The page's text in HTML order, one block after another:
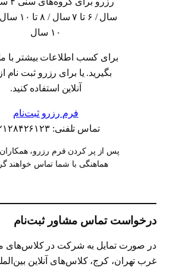
سال / ۶ تا ۷
۱۰ سال
برای کسب اطلاعات بیشتر با
بگیرید. یا برای رزرو ثبت نام
آنلاین استفاده کنید.
فرم رزرو ثبت‌نام
تماس تلفنی: ۰۲۱۲۸۴۲۶۱۲۳
پس از پر کردن فرم رزرو،
هماهنگی با شما تماس خواهند
درخواست تماس مشاور ثبت‌نام
در صورت تمایل به شرکت در کلاس‌های
غرب تهران، کرج، کلاس‌های آنلاین